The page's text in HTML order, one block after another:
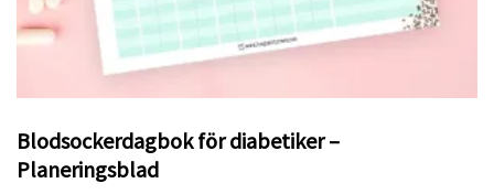
Blodsockerdagbok för diabetiker –
Planeringsblad